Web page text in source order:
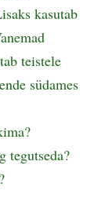
kasutab
teistele
südames
tegutseda?